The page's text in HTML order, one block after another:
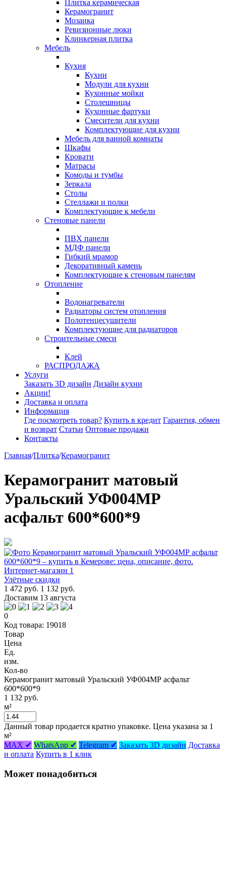
Плитка керамическая
Керамогранит
Мозаика
Ревизионные люки
Клинкерная плитка
Мебель
Кухня
Кухни
Модули для кухни
Кухонные мойки
Столешницы
Кухонные фартуки
Смесители для кухни
Комплектующие для кухни
Мебель для ванной комнаты
Шкафы
Кровати
Матрасы
Комоды и тумбы
Зеркала
Столы
Стеллажи и полки
Комплектующие к мебели
Стеновые панели
ПВХ панели
МДФ панели
Гибкий мрамор
Декоративный камень
Комплектующие к стеновым панелям
Отопление
Водонагреватели
Радиаторы систем отопления
Полотенцесушители
Комплектующие для радиаторов
Строительные смеси
Клей
РАСПРОДАЖА
Услуги
Заказать 3D дизайн Дизайн кухни
Акции!
Доставка и оплата
Информация
Где посмотреть товар? Купить в кредит Гарантия, обмен
и возврат Статьи Оптовые продажи
Контакты
Главная/Плитка/Керамогранит
Керамогранит матовый
Уральский УФ004МР
асфальт 600*600*9
Улётные скидки
1 472 руб. 1 132 руб.
Доставим 13 августа
0
Код товара: 19018
Товар
Цена
Ед.
изм.
Кол-во
Керамогранит матовый Уральский УФ004МР асфальт
600*600*9
1 132 руб.
м²
Данный товар продается кратно упаковке. Цена указана за 1
м²
MAX ✔ WhatsApp ✔ Telegram ✔ Заказать 3D дизайн Доставка
и оплата Купить в 1 клик
Может понадобиться